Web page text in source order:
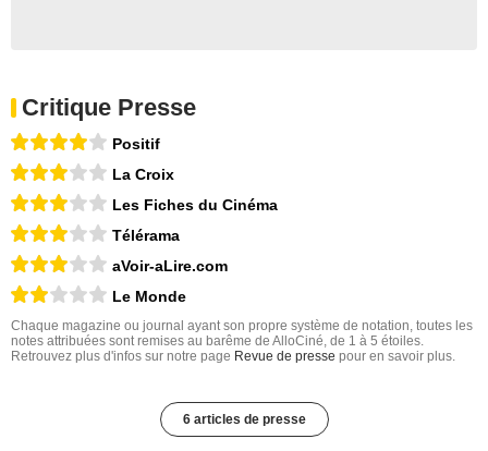
Critique Presse
Positif
La Croix
Les Fiches du Cinéma
Télérama
aVoir-aLire.com
Le Monde
Chaque magazine ou journal ayant son propre système de notation, toutes les
notes attribuées sont remises au barême de AlloCiné, de 1 à 5 étoiles.
Retrouvez plus d'infos sur notre page Revue de presse pour en savoir plus.
6 articles de presse